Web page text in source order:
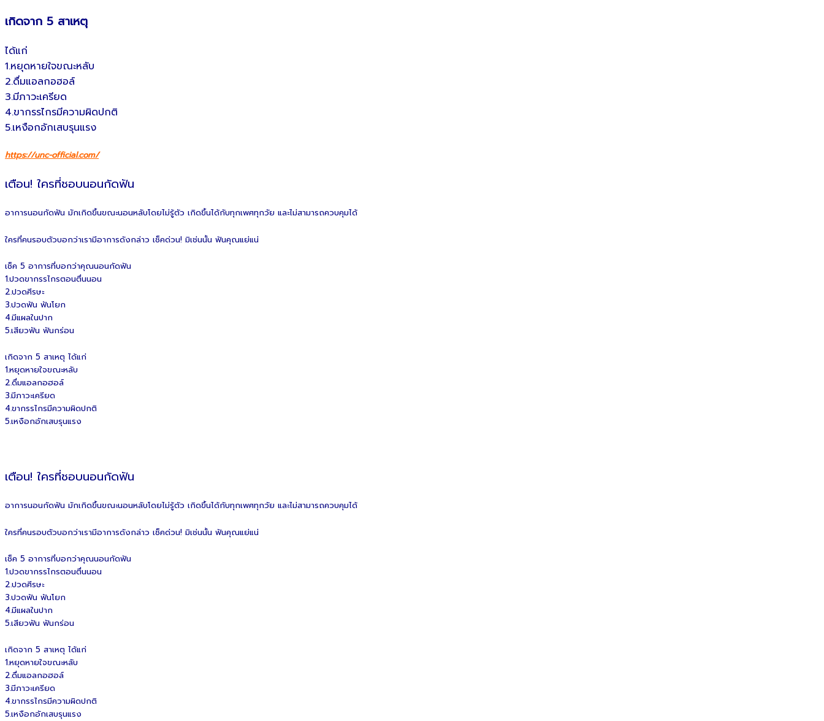
เกิดจาก 5 สาเหตุ
ได้แก่
1.หยุดหายใจขณะหลับ
2.ดื่มแอลกอฮอล์
3.มีภาวะเครียด
4.ขากรรไกรมีความผิดปกติ
5.เหงือกอักเสบรุนแรง
https://unc-official.com/
เตือน! ใครที่ชอบนอนกัดฟัน
อาการนอนกัดฟัน มักเกิดขึ้นขณะนอนหลับโดยไม่รู้ตัว เกิดขึ้นได้กับทุกเพศทุกวัย และไม่สามารถควบคุมได้
ใครที่คนรอบตัวบอกว่าเรามีอาการดังกล่าว เช็คด่วน! มิเช่นนั้น ฟันคุณแย่แน่
เช็ค 5 อาการที่บอกว่าคุณนอนกัดฟัน
1.ปวดขากรรไกรตอนตื่นนอน
2.ปวดศีรษะ
3.ปวดฟัน ฟันโยก
4.มีแผลในปาก
5.เสียวฟัน ฟันกร่อน
เกิดจาก 5 สาเหตุ ได้แก่
1.หยุดหายใจขณะหลับ
2.ดื่มแอลกอฮอล์
3.มีภาวะเครียด
4.ขากรรไกรมีความผิดปกติ
5.เหงือกอักเสบรุนแรง
เตือน! ใครที่ชอบนอนกัดฟัน
อาการนอนกัดฟัน มักเกิดขึ้นขณะนอนหลับโดยไม่รู้ตัว เกิดขึ้นได้กับทุกเพศทุกวัย และไม่สามารถควบคุมได้
ใครที่คนรอบตัวบอกว่าเรามีอาการดังกล่าว เช็คด่วน! มิเช่นนั้น ฟันคุณแย่แน่
เช็ค 5 อาการที่บอกว่าคุณนอนกัดฟัน
1.ปวดขากรรไกรตอนตื่นนอน
2.ปวดศีรษะ
3.ปวดฟัน ฟันโยก
4.มีแผลในปาก
5.เสียวฟัน ฟันกร่อน
เกิดจาก 5 สาเหตุ ได้แก่
1.หยุดหายใจขณะหลับ
2.ดื่มแอลกอฮอล์
3.มีภาวะเครียด
4.ขากรรไกรมีความผิดปกติ
5.เหงือกอักเสบรุนแรง